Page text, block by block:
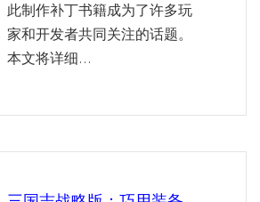
此制作补丁书籍成为了许多玩
家和开发者共同关注的话题。
本文将详细...